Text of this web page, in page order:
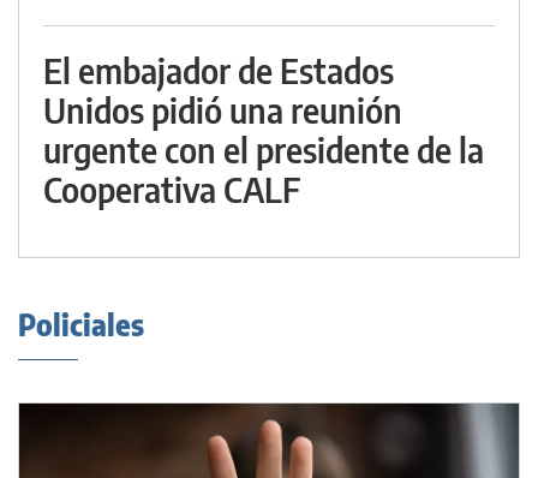
El embajador de Estados
Unidos pidió una reunión
urgente con el presidente de la
Cooperativa CALF
Policiales